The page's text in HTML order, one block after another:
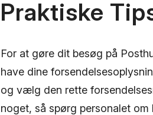
Praktiske
For at gøre dit besøg på
have dine
og vælg den rette
noget, så spørg personalet